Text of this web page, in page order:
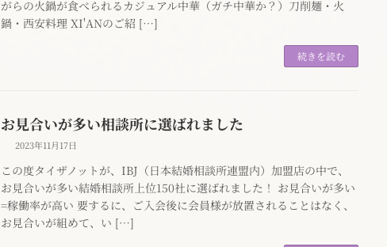
がらの火鍋が食べられるカジュアル中華（ガチ中華か？）刀削麺・火
鍋・西安料理 XI'ANのご紹 […]
続きを読む
お見合いが多い相談所に選ばれました
2023年11月17日
この度タイザノットが、IBJ（日本結婚相談所連盟内）加盟店の中で、
お見合いが多い結婚相談所上位150社に選ばれました！ お見合いが多い
=稼働率が高い 要するに、ご入会後に会員様が放置されることはなく、
お見合いが組めて、い […]